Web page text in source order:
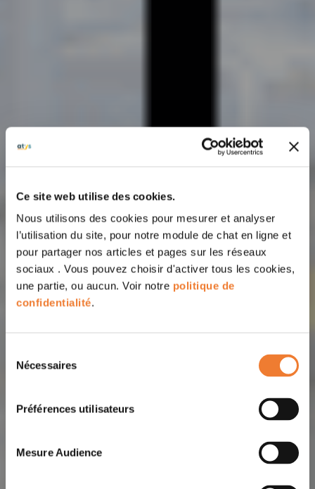
Ce site web utilise des cookies.
Nous utilisons des cookies pour mesurer et analyser
l’utilisation du site, pour notre module de chat en ligne et
pour partager nos articles et pages sur les réseaux
sociaux . Vous pouvez choisir d'activer tous les cookies,
une partie, ou aucun. Voir notre politique de
confidentialité.
Nécessaires
Préférences utilisateurs
Mesure Audience